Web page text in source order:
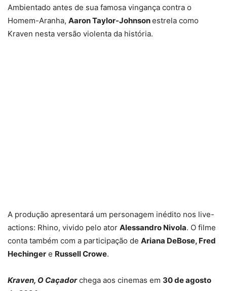
Ambientado antes de sua famosa vingança contra o
Homem-Aranha, Aaron Taylor-Johnsonestrela como
Kraven nesta versão violenta da história.
A produção apresentará um personagem inédito nos live-
actions: Rhino, vivido pelo ator Alessandro Nivola. O filme
conta também com a participação de Ariana DeBose, Fred
Hechinger e Russell Crowe.
Kraven, O Caçadorchega aos cinemas em 30 de agosto